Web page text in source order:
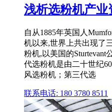
浅析选粉机产业
自从1885年英国人
机以来,世界上共出现了
粉机,以美国的Sturtevant
代选粉机是由二十世纪
风选粉机；第三代选
联系电话: 180 3780 8511